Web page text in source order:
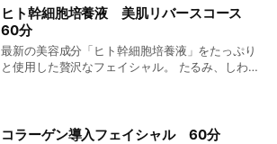
ヒト幹細胞培養液 美肌リバースコース
60分
最新の美容成分「ヒト幹細胞培養液」をたっぷり
と使用した贅沢なフェイシャル。 たるみ、しわ、
コラーゲン導入フェイシャル 60分